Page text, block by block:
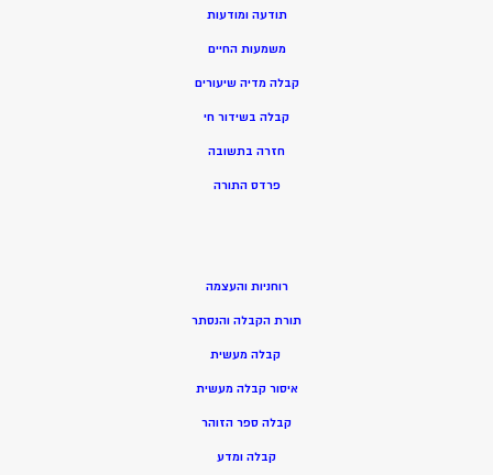
תודעה ומודעות
משמעות החיים
קבלה מדיה שיעורים
קבלה בשידור חי
חזרה בתשובה
פרדס התורה
רוחניות והעצמה
תורת הקבלה והנסתר
קבלה מעשית
איסור קבלה מעשית
קבלה ספר הזוהר
קבלה ומדע